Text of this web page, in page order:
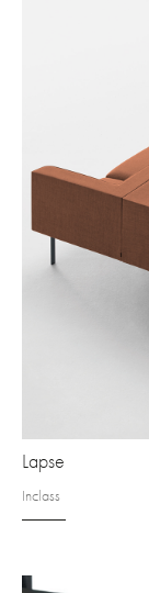
Lapse
Inclass